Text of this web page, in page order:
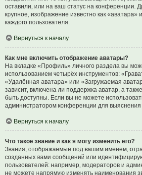
оставили, или на ваш статус на конференции.
крупное, изображение известно как «аватара»
каждого пользователя.
Вернуться к началу
Как мне включить отображение аватары?
На вкладке «Профиль» личного раздела вы
использованием четырёх инструментов:
«Удалённая аватара» или «Загружаемая
зависит, включена ли поддержка аватар, а
быть доступны. Если вы не можете
администратором конференции для выяснения
Вернуться к началу
Что такое звание и как я могу изменить его?
Звания, отображаемые под вашим именем,
созданных вами сообщений или
пользователей: например, модераторов и
не можете напрямую изменять наименования